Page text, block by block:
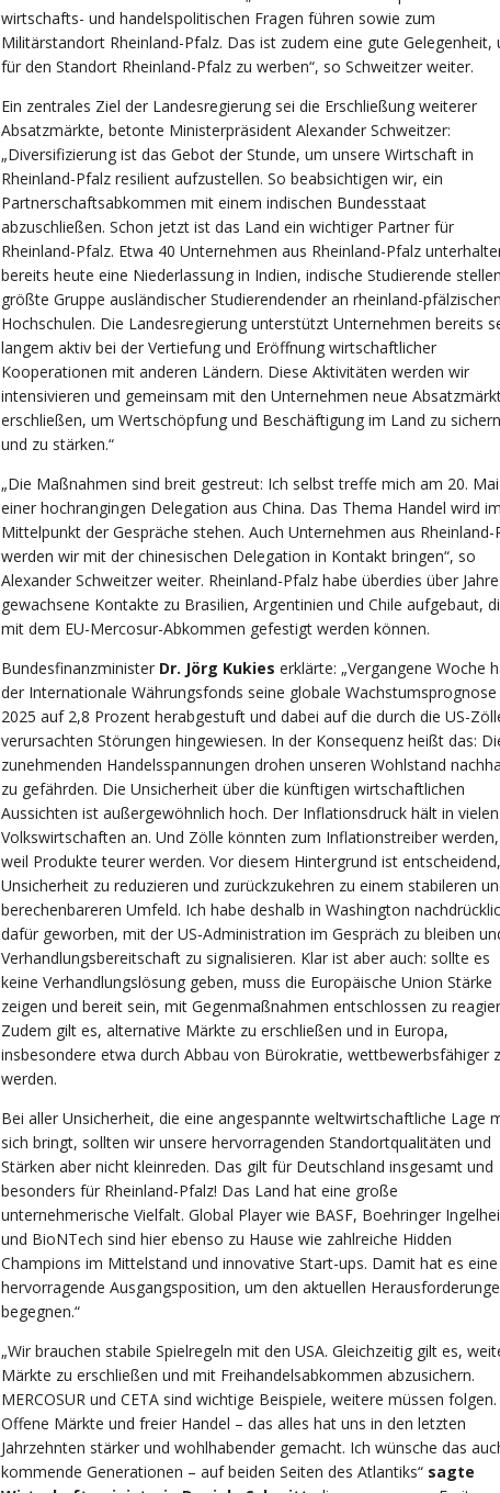
wirtschafts- und handelspolitischen Fragen führen sowie zum
Militärstandort Rheinland-Pfalz. Das ist zudem eine gute Gelegenheit,
für den Standort Rheinland-Pfalz zu werben“, so Schweitzer weiter.
Ein zentrales Ziel der Landesregierung sei die Erschließung weiterer
Absatzmärkte, betonte Ministerpräsident Alexander Schweitzer:
„Diversifizierung ist das Gebot der Stunde, um unsere Wirtschaft in
Rheinland-Pfalz resilient aufzustellen. So beabsichtigen wir, ein
Partnerschaftsabkommen mit einem indischen Bundesstaat
abzuschließen. Schon jetzt ist das Land ein wichtiger Partner für
Rheinland-Pfalz. Etwa 40 Unternehmen aus Rheinland-Pfalz
bereits heute eine Niederlassung in Indien, indische Studierende
größte Gruppe ausländischer Studierendender an rheinland-pfälzischen
Hochschulen. Die Landesregierung unterstützt Unternehmen bereits
langem aktiv bei der Vertiefung und Eröffnung wirtschaftlicher
Kooperationen mit anderen Ländern. Diese Aktivitäten werden wir
intensivieren und gemeinsam mit den Unternehmen neue
erschließen, um Wertschöpfung und Beschäftigung im Land zu sichern
und zu stärken.“
„Die Maßnahmen sind breit gestreut: Ich selbst treffe mich am 20.
einer hochrangingen Delegation aus China. Das Thema Handel wird im
Mittelpunkt der Gespräche stehen. Auch Unternehmen aus Rheinland-
werden wir mit der chinesischen Delegation in Kontakt bringen“, so
Alexander Schweitzer weiter. Rheinland-Pfalz habe überdies über Jahre
gewachsene Kontakte zu Brasilien, Argentinien und Chile aufgebaut,
mit dem EU-Mercosur-Abkommen gefestigt werden können.
Bundesfinanzminister Dr. Jörg Kukies erklärte: „Vergangene Woche
der Internationale Währungsfonds seine globale
2025 auf 2,8 Prozent herabgestuft und dabei auf die durch die US-
verursachten Störungen hingewiesen. In der Konsequenz heißt das:
zunehmenden Handelsspannungen drohen unseren Wohlstand
zu gefährden. Die Unsicherheit über die künftigen wirtschaftlichen
Aussichten ist außergewöhnlich hoch. Der Inflationsdruck hält in vielen
Volkswirtschaften an. Und Zölle könnten zum Inflationstreiber werden,
weil Produkte teurer werden. Vor diesem Hintergrund ist
Unsicherheit zu reduzieren und zurückzukehren zu einem stabileren
berechenbareren Umfeld. Ich habe deshalb in Washington
dafür geworben, mit der US‑Administration im Gespräch zu bleiben
Verhandlungsbereitschaft zu signalisieren. Klar ist aber auch: sollte es
keine Verhandlungslösung geben, muss die Europäische Union Stärke
zeigen und bereit sein, mit Gegenmaßnahmen entschlossen zu
Zudem gilt es, alternative Märkte zu erschließen und in Europa,
insbesondere etwa durch Abbau von Bürokratie, wettbewerbsfähiger
werden.
Bei aller Unsicherheit, die eine angespannte weltwirtschaftliche Lage
sich bringt, sollten wir unsere hervorragenden Standortqualitäten und
Stärken aber nicht kleinreden. Das gilt für Deutschland insgesamt und
besonders für Rheinland-Pfalz! Das Land hat eine große
unternehmerische Vielfalt. Global Player wie BASF, Boehringer
und BioNTech sind hier ebenso zu Hause wie zahlreiche Hidden
Champions im Mittelstand und innovative Start-ups. Damit hat es eine
hervorragende Ausgangsposition, um den aktuellen
begegnen.“
„Wir brauchen stabile Spielregeln mit den USA. Gleichzeitig gilt es,
Märkte zu erschließen und mit Freihandelsabkommen abzusichern.
MERCOSUR und CETA sind wichtige Beispiele, weitere müssen folgen.
Offene Märkte und freier Handel – das alles hat uns in den letzten
Jahrzehnten stärker und wohlhabender gemacht. Ich wünsche das
kommende Generationen – auf beiden Seiten des Atlantiks“ sagte